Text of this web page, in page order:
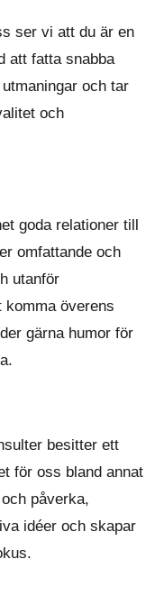
ser vi att du är en
att fatta snabba
och tar
och
goda relationer till
omfattande och
utanför
komma överens
gärna humor för
besitter ett
för oss bland annat
påverka,
idéer och skapar